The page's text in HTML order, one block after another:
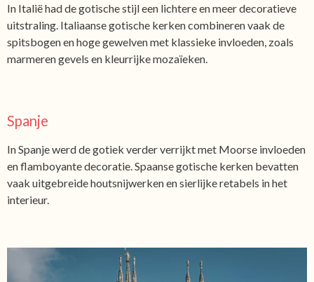
In Italië had de gotische stijl een lichtere en meer decoratieve
uitstraling. Italiaanse gotische kerken combineren vaak de
spitsbogen en hoge gewelven met klassieke invloeden, zoals
marmeren gevels en kleurrijke mozaïeken.
Spanje
In Spanje werd de gotiek verder verrijkt met Moorse invloeden
en flamboyante decoratie. Spaanse gotische kerken bevatten
vaak uitgebreide houtsnijwerken en sierlijke retabels in het
interieur.